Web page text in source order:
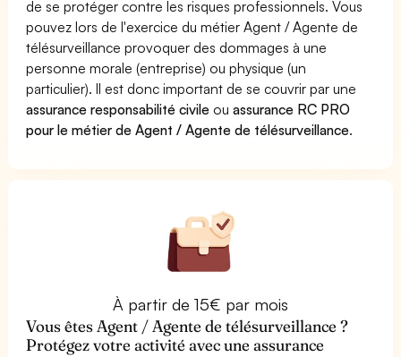
de se protéger contre les risques professionnels. Vous
pouvez lors de l'exercice du métier Agent / Agente de
télésurveillance provoquer des dommages à une
personne morale (entreprise) ou physique (un
particulier). Il est donc important de se couvrir par une
assurance responsabilité civile ouassurance RC PRO
pour le métier de Agent / Agente de télésurveillance.
À partir de 15€ par mois
Vous êtes Agent / Agente de télésurveillance ?
Protégez votre activité avec une assurance